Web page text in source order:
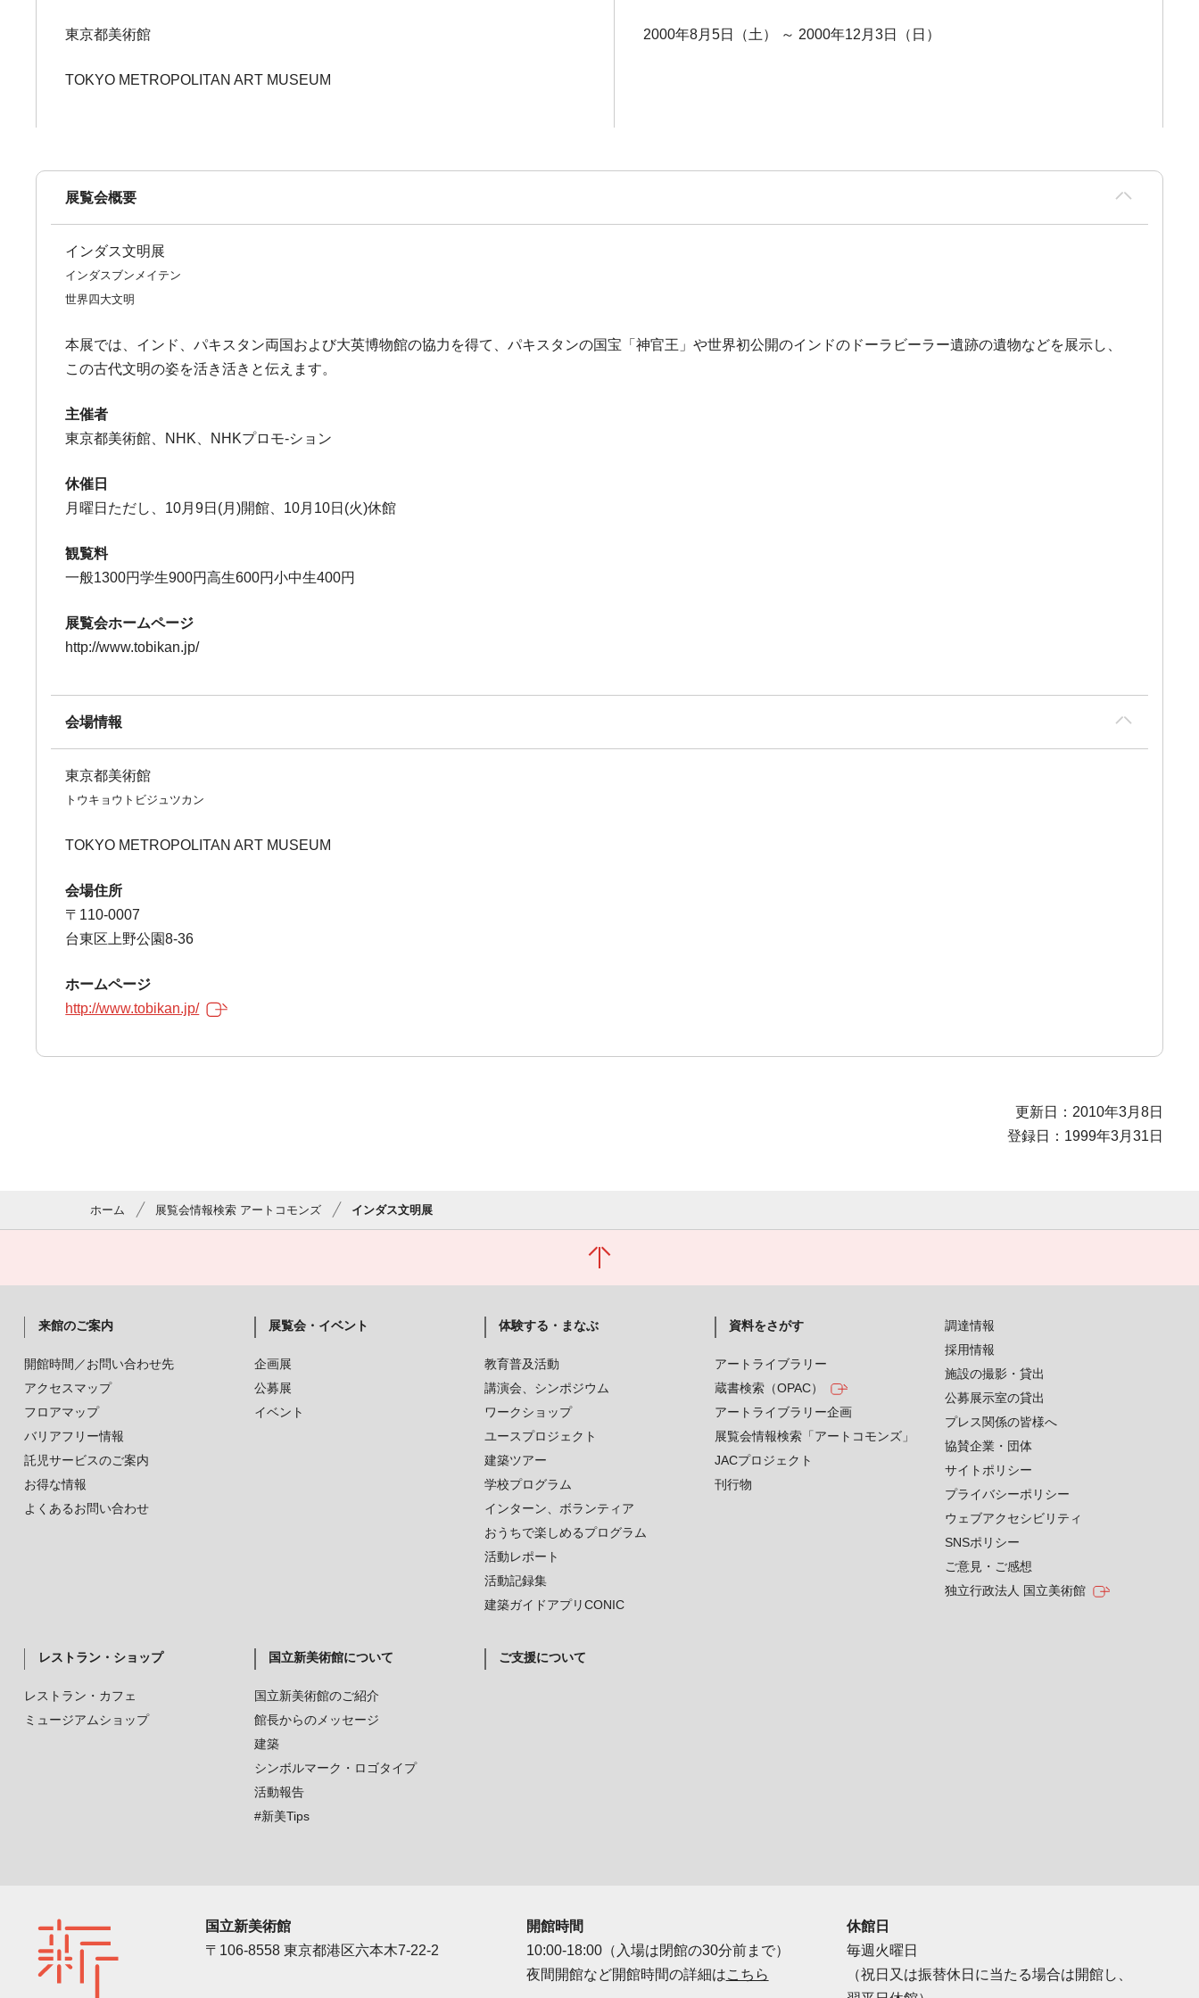
東京都美術館
TOKYO METROPOLITAN ART MUSEUM
2000年8月5日（土） ～ 2000年12月3日（日）
展覧会概要
インダス文明展
インダスブンメイテン
世界四大文明
本展では、インド、パキスタン両国および大英博物館の協力を得て、パキスタンの国宝「神官王」や世界初公開のインドのドーラビーラー遺跡の遺物などを展示し、
この古代文明の姿を活き活きと伝えます。
主催者
東京都美術館、NHK、NHKプロモ-ション
休催日
月曜日ただし、10月9日(月)開館、10月10日(火)休館
観覧料
一般1300円学生900円高生600円小中生400円
展覧会ホームページ
http://www.tobikan.jp/
会場情報
東京都美術館
トウキョウトビジュツカン
TOKYO METROPOLITAN ART MUSEUM
会場住所
〒110-0007
台東区上野公園8-36
ホームページ
http://www.tobikan.jp/
更新日：2010年3月8日
登録日：1999年3月31日
ホーム 展覧会情報検索 アートコモンズ インダス文明展
来館のご案内
開館時間／お問い合わせ先
アクセスマップ
フロアマップ
バリアフリー情報
託児サービスのご案内
お得な情報
よくあるお問い合わせ
展覧会・イベント
企画展
公募展
イベント
体験する・まなぶ
教育普及活動
講演会、シンポジウム
ワークショップ
ユースプロジェクト
建築ツアー
学校プログラム
インターン、ボランティア
おうちで楽しめるプログラム
活動レポート
活動記録集
建築ガイドアプリCONIC
資料をさがす
アートライブラリー
蔵書検索（OPAC）
アートライブラリー企画
展覧会情報検索「アートコモンズ」
JACプロジェクト
刊行物
レストラン・ショップ
レストラン・カフェ
ミュージアムショップ
国立新美術館について
国立新美術館のご紹介
館長からのメッセージ
建築
シンボルマーク・ロゴタイプ
活動報告
#新美Tips
ご支援について
調達情報
採用情報
施設の撮影・貸出
公募展示室の貸出
プレス関係の皆様へ
協賛企業・団体
サイトポリシー
プライバシーポリシー
ウェブアクセシビリティ
SNSポリシー
ご意見・ご感想
独立行政法人 国立美術館
国立新美術館
〒106-8558 東京都港区六本木7-22-2
開館時間
10:00-18:00（入場は閉館の30分前まで）
夜間開館など開館時間の詳細はこちら
休館日
毎週火曜日
（祝日又は振替休日に当たる場合は開館し、